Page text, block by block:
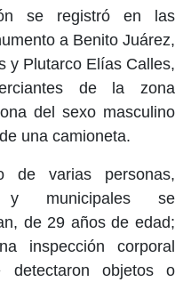
se registró en las
a Benito Juárez,
y Plutarco Elías Calles,
de la zona
del sexo masculino
una camioneta.
de varias personas,
y municipales se
de 29 años de edad;
inspección corporal
objetos o